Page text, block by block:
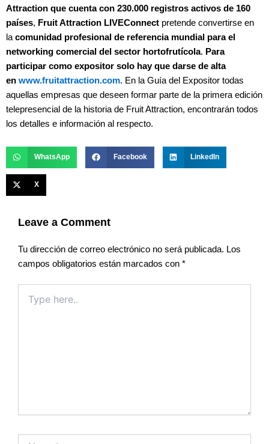
Attraction que cuenta con 230.000 registros activos de 160
países, Fruit Attraction LIVEConnect pretende convertirse en
la comunidad profesional de referencia mundial para el
networking comercial del sector hortofrutícola. Para
participar como expositor solo hay que darse de alta
en www.fruitattraction.com. En la Guía del Expositor todas
aquellas empresas que deseen formar parte de la primera edición
telepresencial de la historia de Fruit Attraction, encontrarán todos
los detalles e información al respecto.
WhatsApp Facebook LinkedIn
X
Leave a Comment
Tu dirección de correo electrónico no será publicada. Los
campos obligatorios están marcados con *
here..